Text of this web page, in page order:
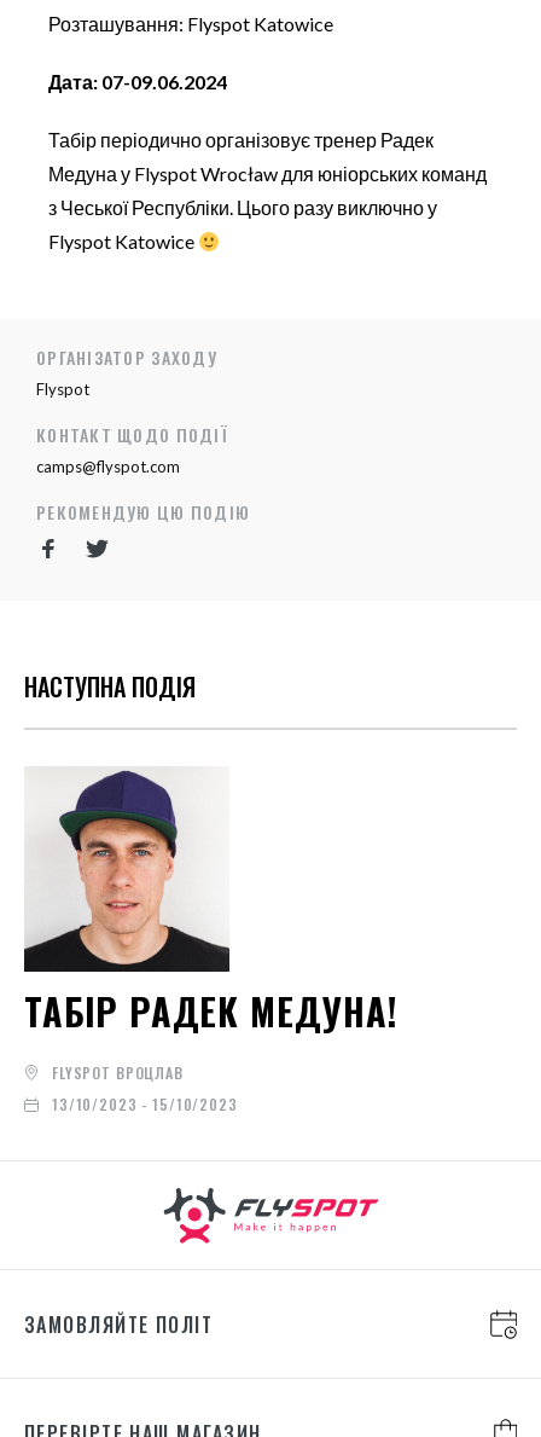
Розташування: Flyspot Katowice
Дата: 07-09.06.2024
Табір періодично організовує тренер Радек
Медуна у Flyspot Wrocław для юніорських команд
з Чеської Республіки. Цього разу виключно у
Flyspot Katowice
ОРГАНІЗАТОР ЗАХОДУ
Flyspot
КОНТАКТ ЩОДО ПОДІЇ
camps@flyspot.com
РЕКОМЕНДУЮ ЦЮ ПОДІЮ
НАСТУПНА ПОДІЯ
ТАБІР РАДЕК МЕДУНА!
FLYSPOT ВРОЦЛАВ
13/10/2023 - 15/10/2023
ЗАМОВЛЯЙТЕ ПОЛІТ